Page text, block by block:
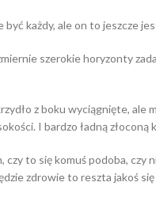
być każdy, ale on to jeszcze
szerokie horyzonty
z boku wyciągnięte, ale
I bardzo ładną złoconą
czy to się komuś podoba, czy
zdrowie to reszta jakoś się